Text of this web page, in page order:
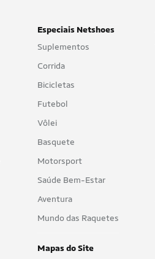
Especiais Netshoes
Suplementos
Corrida
Bicicletas
Futebol
Vôlei
Basquete
Motorsport
Saúde Bem-Estar
Aventura
Mundo das Raquetes
Mapas do Site